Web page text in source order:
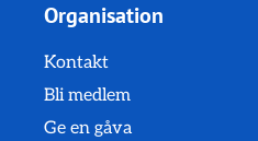
Organisation
Kontakt
Bli medlem
Ge en gåva